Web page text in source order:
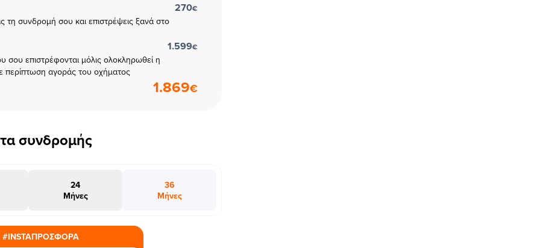
τη συνδρομή σου και επιστρέψεις ξανά στο
270€
επιστρέφονται μόλις ολοκληρωθεί η
περίπτωση αγοράς του οχήματος
1.599€
1.869€
συνδρομής
24
Μήνες
36
Μήνες
#INSTAΠΡΟΣΦΟΡΑ